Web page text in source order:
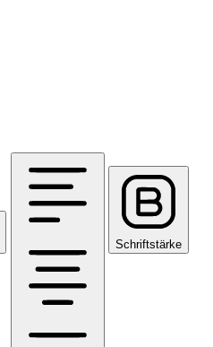
Schriftstärke